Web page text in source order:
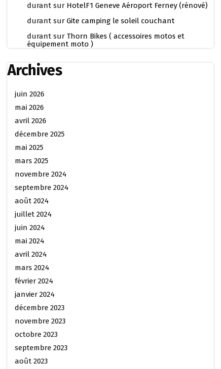
durant sur HotelF1 Geneve Aéroport Ferney (rénové)
durant sur Gite camping le soleil couchant
durant sur Thorn Bikes ( accessoires motos et
équipement moto )
Archives
juin 2026
mai 2026
avril 2026
décembre 2025
mai 2025
mars 2025
novembre 2024
septembre 2024
août 2024
juillet 2024
juin 2024
mai 2024
avril 2024
mars 2024
février 2024
janvier 2024
décembre 2023
novembre 2023
octobre 2023
septembre 2023
août 2023